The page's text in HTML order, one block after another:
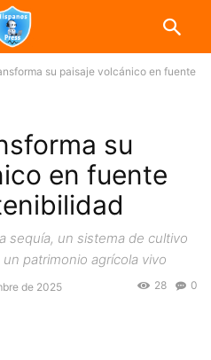
su paisaje volcánico en fuente
su
en fuente
sequía, un sistema de cultivo
patrimonio agrícola vivo
de 2025 0
28